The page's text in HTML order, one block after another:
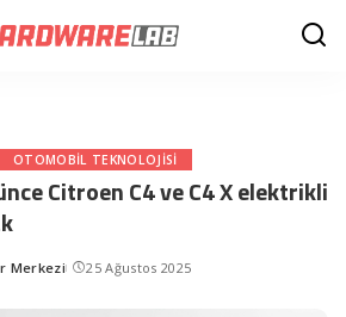
OTOMOBIL TEKNOLOJISI
Citroen C4 ve C4 X elektrikli
Merkezi 25 Ağustos 2025